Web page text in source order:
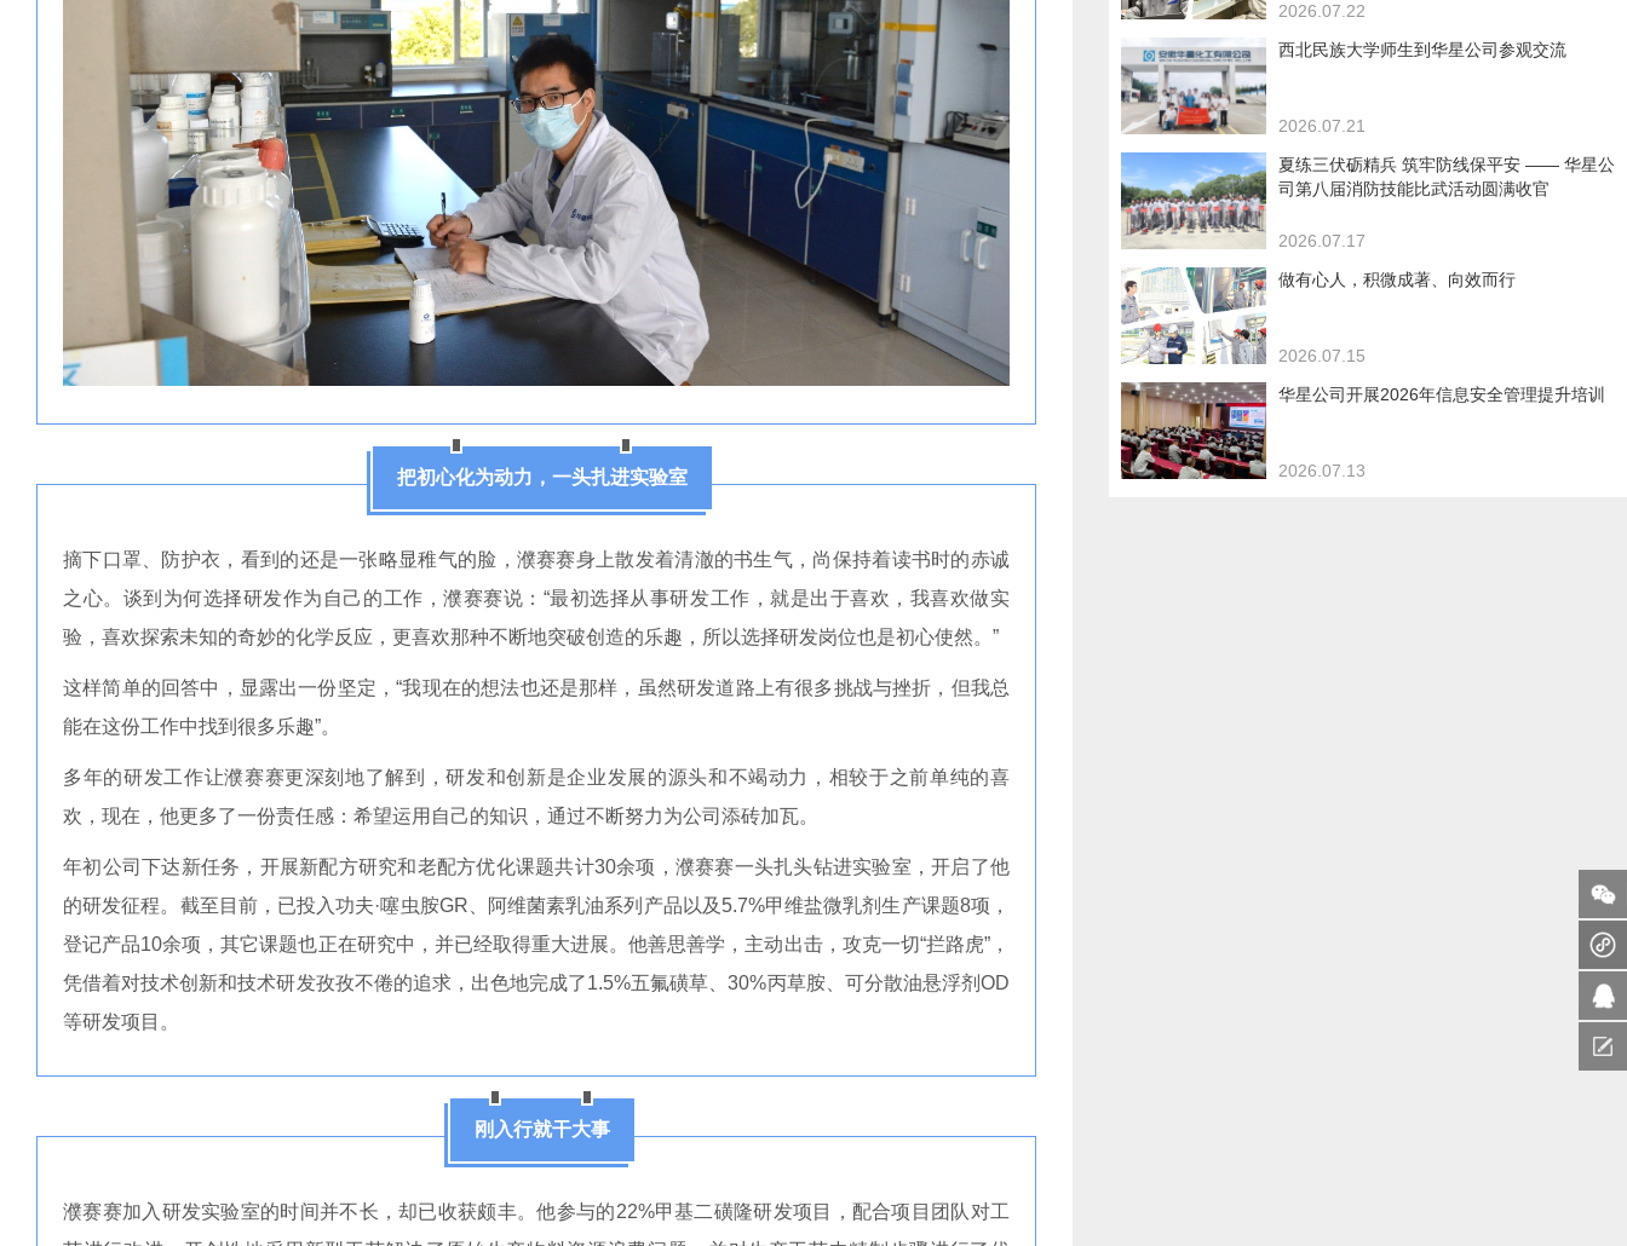
把初心化为动力，一头扎进实验室
摘下口罩、防护衣，看到的还是一张略显稚气的脸，濮赛赛身上散发着清澈的书生气，尚保持着读书时的赤诚
之心。谈到为何选择研发作为自己的工作，濮赛赛说：“最初选择从事研发工作，就是出于喜欢，我喜欢做实
验，喜欢探索未知的奇妙的化学反应，更喜欢那种不断地突破创造的乐趣，所以选择研发岗位也是初心使然。”
这样简单的回答中，显露出一份坚定，“我现在的想法也还是那样，虽然研发道路上有很多挑战与挫折，但我总
能在这份工作中找到很多乐趣”。
多年的研发工作让濮赛赛更深刻地了解到，研发和创新是企业发展的源头和不竭动力，相较于之前单纯的喜
欢，现在，他更多了一份责任感：希望运用自己的知识，通过不断努力为公司添砖加瓦。
年初公司下达新任务，开展新配方研究和老配方优化课题共计30余项，濮赛赛一头扎头钻进实验室，开启了他
的研发征程。截至目前，已投入功夫·噻虫胺GR、阿维菌素乳油系列产品以及5.7%甲维盐微乳剂生产课题8项，
登记产品10余项，其它课题也正在研究中，并已经取得重大进展。他善思善学，主动出击，攻克一切“拦路虎”，
凭借着对技术创新和技术研发孜孜不倦的追求，出色地完成了1.5%五氟磺草、30%丙草胺、可分散油悬浮剂OD
等研发项目。
刚入行就干大事
濮赛赛加入研发实验室的时间并不长，却已收获颇丰。他参与的22%甲基二磺隆研发项目，配合项目团队对工
2026.07.22
西北民族大学师生到华星公司参观交流
2026.07.21
夏练三伏砺精兵 筑牢防线保平安 —— 华星公
司第八届消防技能比武活动圆满收官
2026.07.17
做有心人，积微成著、向效而行
2026.07.15
华星公司开展2026年信息安全管理提升培训
2026.07.13